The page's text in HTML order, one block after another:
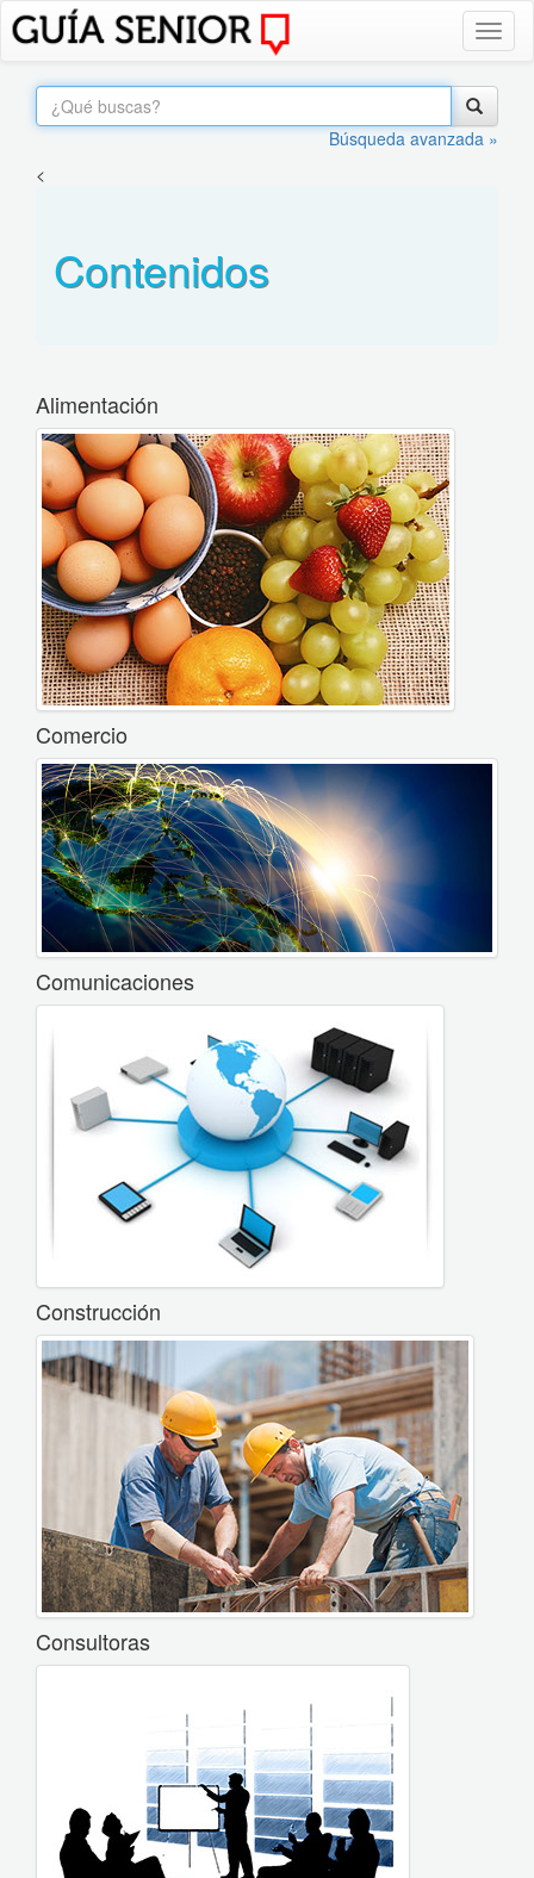
Búsqueda avanzada »
<
Contenidos
Alimentación
Comercio
Comunicaciones
Construcción
Consultoras